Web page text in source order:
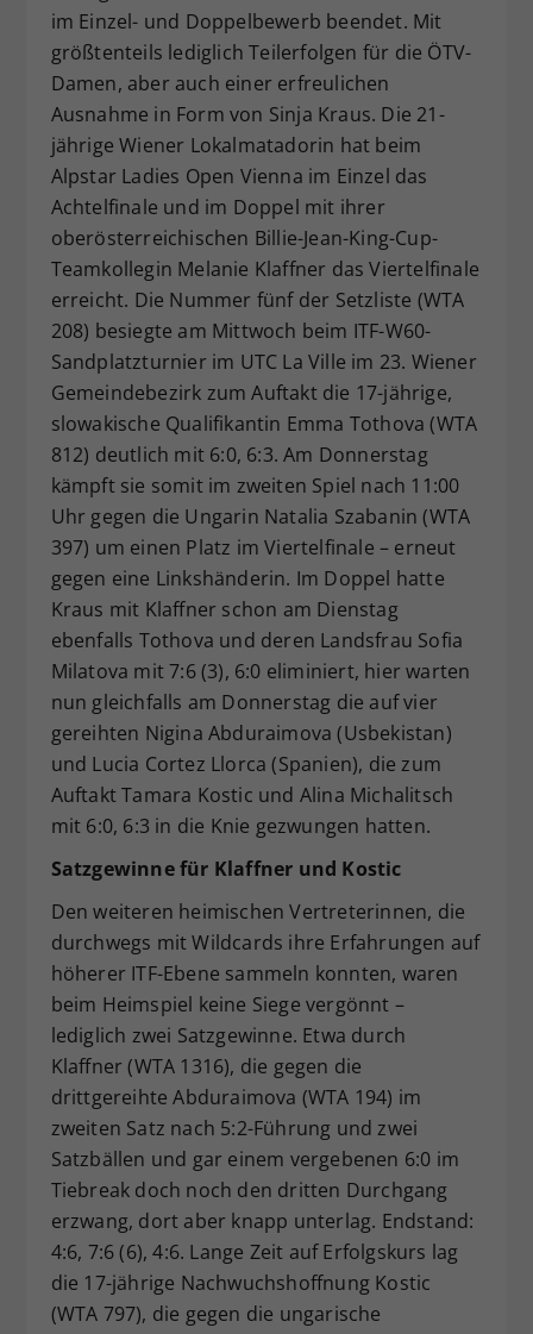
im Einzel- und Doppelbewerb beendet. Mit
größtenteils lediglich Teilerfolgen für die ÖTV-
Damen, aber auch einer erfreulichen
Ausnahme in Form von Sinja Kraus. Die 21-
jährige Wiener Lokalmatadorin hat beim
Alpstar Ladies Open Vienna im Einzel das
Achtelfinale und im Doppel mit ihrer
oberösterreichischen Billie-Jean-King-Cup-
Teamkollegin Melanie Klaffner das Viertelfinale
erreicht. Die Nummer fünf der Setzliste (WTA
208) besiegte am Mittwoch beim ITF-W60-
Sandplatzturnier im UTC La Ville im 23. Wiener
Gemeindebezirk zum Auftakt die 17-jährige,
slowakische Qualifikantin Emma Tothova (WTA
812) deutlich mit 6:0, 6:3. Am Donnerstag
kämpft sie somit im zweiten Spiel nach 11:00
Uhr gegen die Ungarin Natalia Szabanin (WTA
397) um einen Platz im Viertelfinale – erneut
gegen eine Linkshänderin. Im Doppel hatte
Kraus mit Klaffner schon am Dienstag
ebenfalls Tothova und deren Landsfrau Sofia
Milatova mit 7:6 (3), 6:0 eliminiert, hier warten
nun gleichfalls am Donnerstag die auf vier
gereihten Nigina Abduraimova (Usbekistan)
und Lucia Cortez Llorca (Spanien), die zum
Auftakt Tamara Kostic und Alina Michalitsch
mit 6:0, 6:3 in die Knie gezwungen hatten.
Satzgewinne für Klaffner und Kostic
Den weiteren heimischen Vertreterinnen, die
durchwegs mit Wildcards ihre Erfahrungen auf
höherer ITF-Ebene sammeln konnten, waren
beim Heimspiel keine Siege vergönnt –
lediglich zwei Satzgewinne. Etwa durch
Klaffner (WTA 1316), die gegen die
drittgereihte Abduraimova (WTA 194) im
zweiten Satz nach 5:2-Führung und zwei
Satzbällen und gar einem vergebenen 6:0 im
Tiebreak doch noch den dritten Durchgang
erzwang, dort aber knapp unterlag. Endstand:
4:6, 7:6 (6), 4:6. Lange Zeit auf Erfolgskurs lag
die 17-jährige Nachwuchshoffnung Kostic
(WTA 797), die gegen die ungarische
Zweck
Dieser Wert speichert Ihre Consent-
Einstellungen. Unter anderem eine
zufällig generierte ID, für die
historische Speicherung Ihrer
vorgenommen Einstellungen, falls der
Webseiten-Betreiber dies eingestellt
hat.